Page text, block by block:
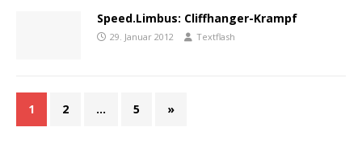
Speed.Limbus: Cliffhanger-Krampf
29. Januar 2012 Textflash
1 2 … 5 »